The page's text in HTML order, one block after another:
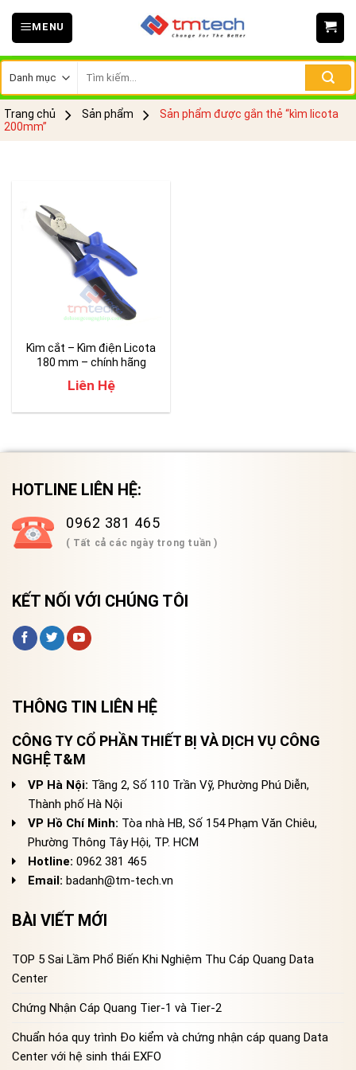
Skip
MENU
kiếm:
Trang chủ Sản phẩm
Sản phẩm được gắn thẻ “kìm licota
200mm”
Kìm cắt – Kìm điện Licota
180 mm – chính hãng
Liên Hệ
HOTLINE LIÊN HỆ:
0962 381 465
( Tất cả các ngày trong tuần )
KẾT NỐI VỚI CHÚNG TÔI
THÔNG TIN LIÊN HỆ
CÔNG TY CỔ PHẦN THIẾT BỊ VÀ DỊCH VỤ CÔNG
NGHỆ T&M
VP Hà Nội: Tầng 2, Số 110 Trần Vỹ, Phường Phú Diễn,
Thành phố Hà Nội
VP Hồ Chí Minh: Tòa nhà HB, Số 154 Phạm Văn Chiêu,
Phường Thông Tây Hội, TP. HCM
Hotline: 0962 381 465
Email: badanh@tm-tech.vn
BÀI VIẾT MỚI
TOP 5 Sai Lầm Phổ Biến Khi Nghiệm Thu Cáp Quang Data
Center
Chứng Nhận Cáp Quang Tier-1 và Tier-2
Chuẩn hóa quy trình Đo kiểm và chứng nhận cáp quang Data
Center với hệ sinh thái EXFO